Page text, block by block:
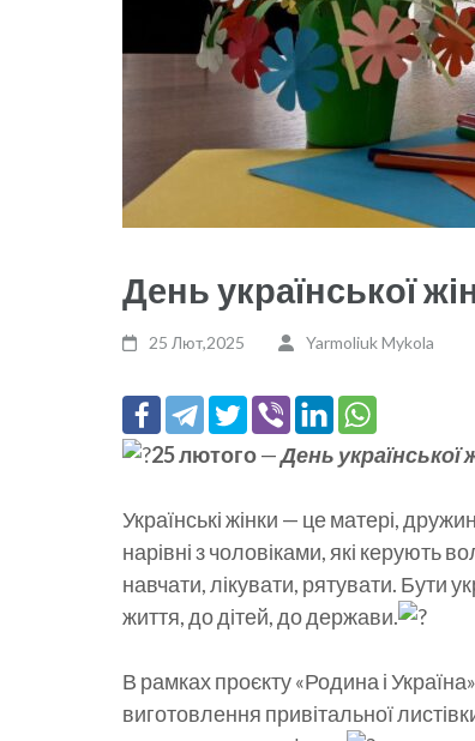
День української
25 Лют,2025 Yarmoliuk Mykola
25 лютого—День української
Українські жінки — це матері,
нарівні з чоловіками, які
навчати, лікувати, рятувати. Бути
життя, до дітей, до держави.
В рамках проєкту «Родина і
виготовлення привітальної